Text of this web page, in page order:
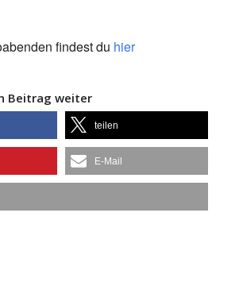
findest du hier
Beitrag weiter
teilen
E-Mail